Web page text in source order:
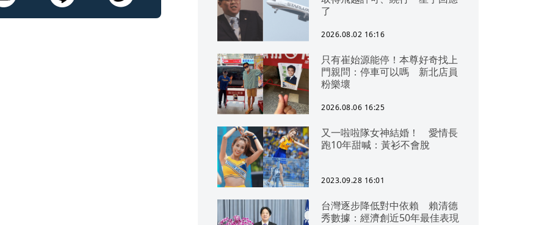
了
2026.08.02 16:16
只有崔始源能停！本尊好奇找上
門親問：停車可以嗎 新北店員
粉樂壞
2026.08.06 16:25
又一啦啦隊女神結婚！ 愛情長
跑10年甜喊：黃衫不會脫
2023.09.28 16:01
台灣逐步降低對中依賴 賴清德
秀數據：經濟創近50年最佳表現